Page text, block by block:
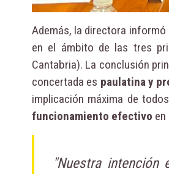
Además, la directora
en el ámbito de las tres
Cantabria). La conclusión
concertada es paulatina y
implicación máxima de
funcionamiento efectivo
"Nuestra